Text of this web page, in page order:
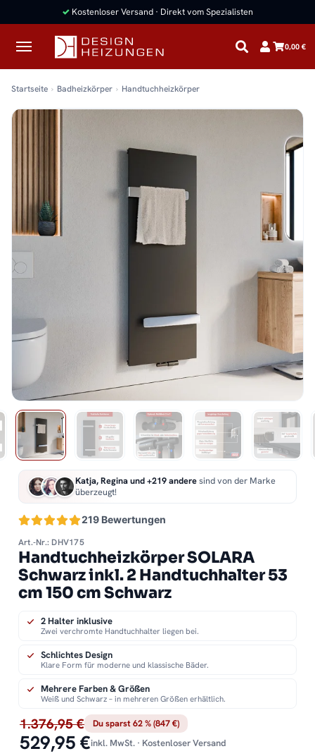
✓ Kostenloser Versand · Direkt vom Spezialisten
0,00 €
Startseite Badheizkörper Handtuchheizkörper
219 Bewertungen
Katja, Regina und +219 anderesind von der Marke
überzeugt!
Art.-Nr.: DHV175
Handtuchheizkörper SOLARA
Schwarz inkl. 2 Handtuchhalter 53
cm 150 cm Schwarz
1.376,95 € Du sparst 62 % (847 €)
529,95 €inkl. MwSt. · Kostenloser Versand
2 Halter inklusive
Zwei verchromte Handtuchhalter liegen bei.
Schlichtes Design
Klare Form für moderne und klassische Bäder.
Mehrere Farben & Größen
Weiß und Schwarz – in mehreren Größen erhältlich.